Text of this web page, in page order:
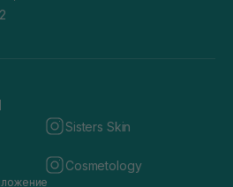
Sisters Skin
Cosmetology